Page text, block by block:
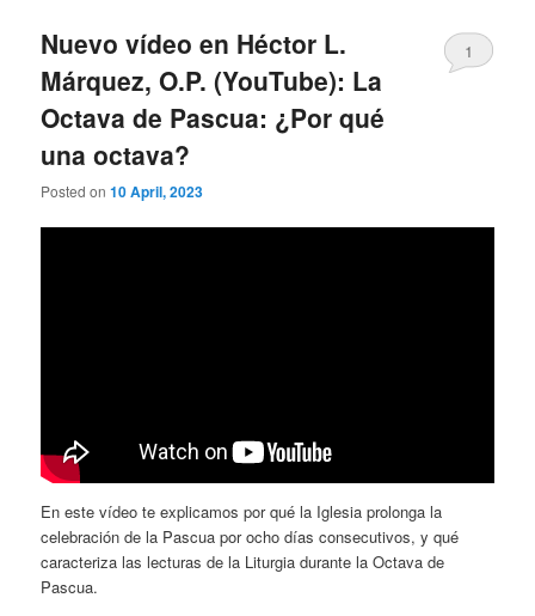
Nuevo vídeo en Héctor L.
Márquez, O.P. (YouTube): La
Octava de Pascua: ¿Por qué
una octava?
Posted on10 April, 2023
1
En este vídeo te explicamos por qué la Iglesia prolonga la
celebración de la Pascua por ocho días consecutivos, y qué
caracteriza las lecturas de la Liturgia durante la Octava de
Pascua.